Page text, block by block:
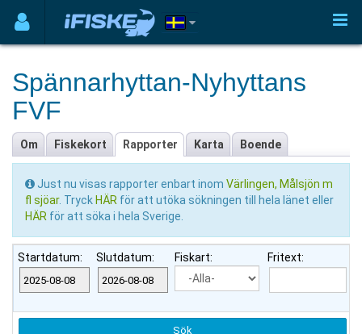
Spännarhyttan-Nyhyttans
FVF
Om Fiskekort Rapporter Karta Boende
Just nu visas rapporter enbart inom Värlingen, Målsjön m
fl sjöar. Tryck HÄR för att utöka sökningen till hela länet eller
HÄR för att söka i hela Sverige.
Startdatum: Slutdatum: Fiskart: Fritext: